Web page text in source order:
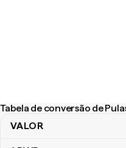
Tabela de conversão de
Tabela de conversão de
VALOR